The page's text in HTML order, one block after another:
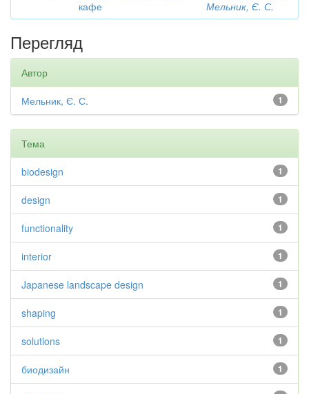
кафе
Мельник, Є. С.
Перегляд
Автор
1
Мельник, Є. С.
Тема
1
biodesign
1
design
1
functionality
1
interior
1
Japanese landscape design
1
shaping
1
solutions
1
биодизайн